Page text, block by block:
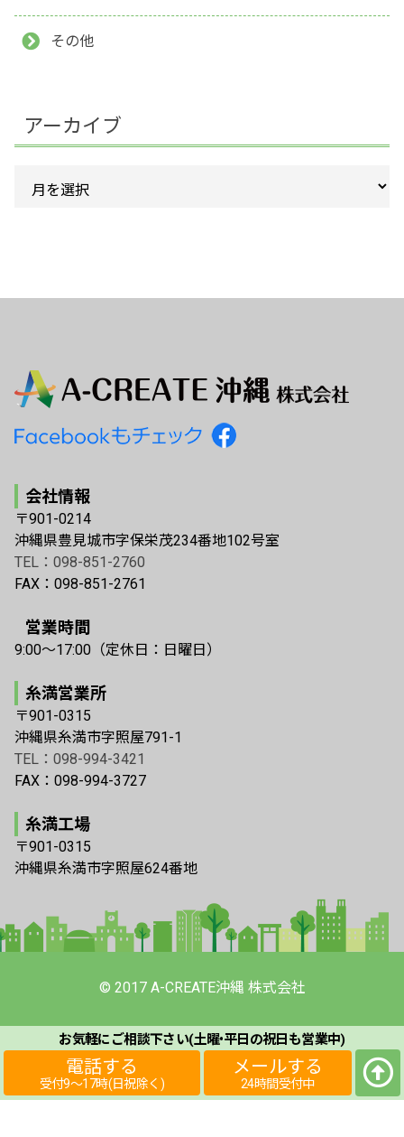
その他
アーカイブ
会社情報
〒901-0214
沖縄県豊見城市字保栄茂234番地102号室
TEL：098-851-2760
FAX：098-851-2761
営業時間
9:00〜17:00（定休日：日曜日）
糸満営業所
〒901-0315
沖縄県糸満市字照屋791-1
TEL：098-994-3421
FAX：098-994-3727
糸満工場
〒901-0315
沖縄県糸満市字照屋624番地
© 2017 A-CREATE沖縄 株式会社
お気軽にご相談下さい(土曜•平日の祝日も営業中)
電話する
受付9〜17時(日祝除く)
メールする
24時間受付中